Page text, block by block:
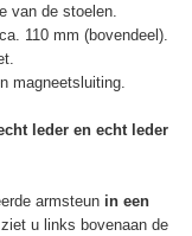
van de stoelen.
110 mm (bovendeel).
magneetsluiting.
leder en echt leder
armsteun in een
u links bovenaan de